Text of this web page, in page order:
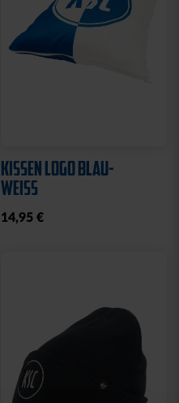
KISSEN LOGO BLAU-
WEISS
14,95 €